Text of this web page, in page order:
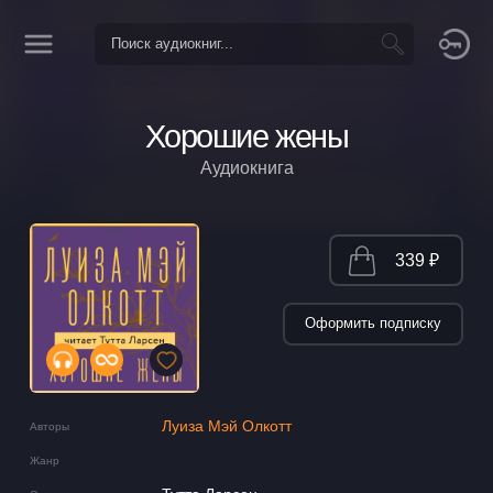
Хорошие жены
Аудиокнига
Авторы Луиза Мэй Олкотт
Жанр
339 ₽
Оформить подписку